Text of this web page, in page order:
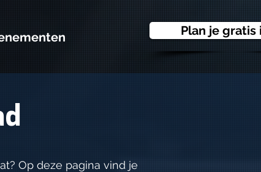
Plan je gratis
Op deze pagina vind je